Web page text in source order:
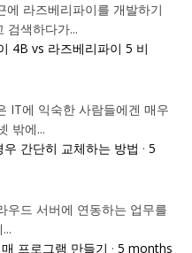
에 라즈베리파이를 개발하기
검색하다가...
4B vs 라즈베리파이 5 비
IT에 익숙한 사람들에겐 매우
밖에...
간단히 교체하는 방법 · 5
우드 서버에 연동하는 업무를
프로그램 만들기 · 5 months